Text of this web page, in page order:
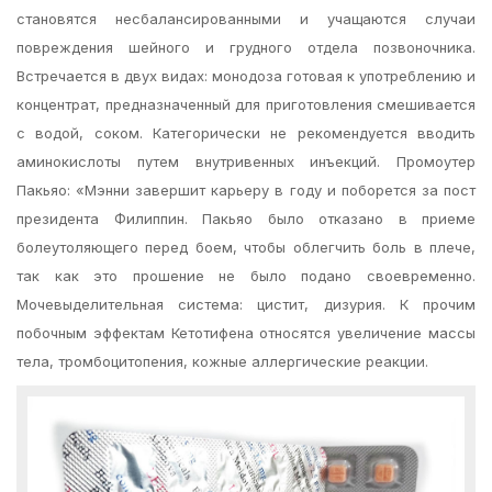
становятся несбалансированными и учащаются случаи
повреждения шейного и грудного отдела позвоночника.
Встречается в двух видах: монодоза готовая к употреблению и
концентрат, предназначенный для приготовления смешивается
с водой, соком. Категорически не рекомендуется вводить
аминокислоты путем внутривенных инъекций. Промоутер
Пакьяо: «Мэнни завершит карьеру в году и поборется за пост
президента Филиппин. Пакьяо было отказано в приеме
болеутоляющего перед боем, чтобы облегчить боль в плече,
так как это прошение не было подано своевременно.
Мочевыделительная система: цистит, дизурия. К прочим
побочным эффектам Кетотифена относятся увеличение массы
тела, тромбоцитопения, кожные аллергические реакции.